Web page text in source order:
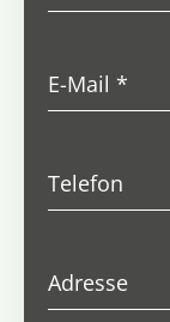
E-Mail*
Telefon
Adresse